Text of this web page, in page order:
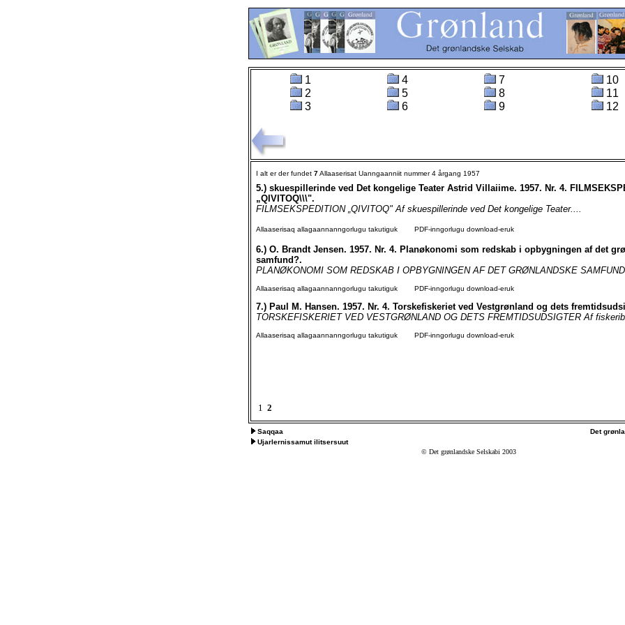
1
2
3
4
5
6
7
8
9
10
11
12
I alt er der fundet 7Allaaserisat Uanngaanniit nummer 4 årgang 1957
5.) skuespillerinde ved Det kongelige Teater Astrid Villaiime. 1957. Nr. 4.
„QIVITOQ\\\".
FILMSEKSPEDITION „QIVITOQ" Af skuespillerinde ved Det kongelige Teater....
Allaaserisaq allagaannanngorlugu takutiguk PDF-inngorlugu download-eruk
6.) O. Brandt Jensen. 1957. Nr. 4. Planøkonomi som redskab i opbygningen af det
samfund?.
PLANØKONOMI SOM REDSKAB I OPBYGNINGEN AF DET GRØNLANDSKE
Allaaserisaq allagaannanngorlugu takutiguk PDF-inngorlugu download-eruk
7.) Paul M. Hansen. 1957. Nr. 4. Torskefiskeriet ved Vestgrønland og dets
TORSKEFISKERIET VED VESTGRØNLAND OG DETS FREMTIDSUDSIGTER Af
Allaaserisaq allagaannanngorlugu takutiguk PDF-inngorlugu download-eruk
1 2
Saqqaa
Det
Ujarlernissamut ilitsersuut
© Det grønlandske Selskabi 2003